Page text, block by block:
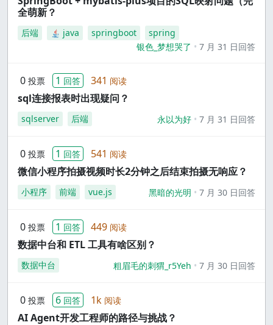
全萌新？
后端 java springboot
spring
银色_梦想哭了
7 月 31 日回答
0 投票 1 回答 341 阅读
sql连接报表时出现疑问？
sqlserver 后端 永以为好 7 月 31 日回答
0 投票 1 回答 541 阅读
微信小程序拍摄视频时长2分钟之后结束拍摄无响应？
小程序 前端 vue.js 黑暗的光明 7 月 30 日回答
0 投票 1 回答 449 阅读
数据中台和 ETL 工具有啥区别？
数据中台 粗眉毛的刺猬_r5Yeh 7 月 30 日回答
0 投票 6 回答 1k 阅读
AI Agent开发工程师的路径与挑战？